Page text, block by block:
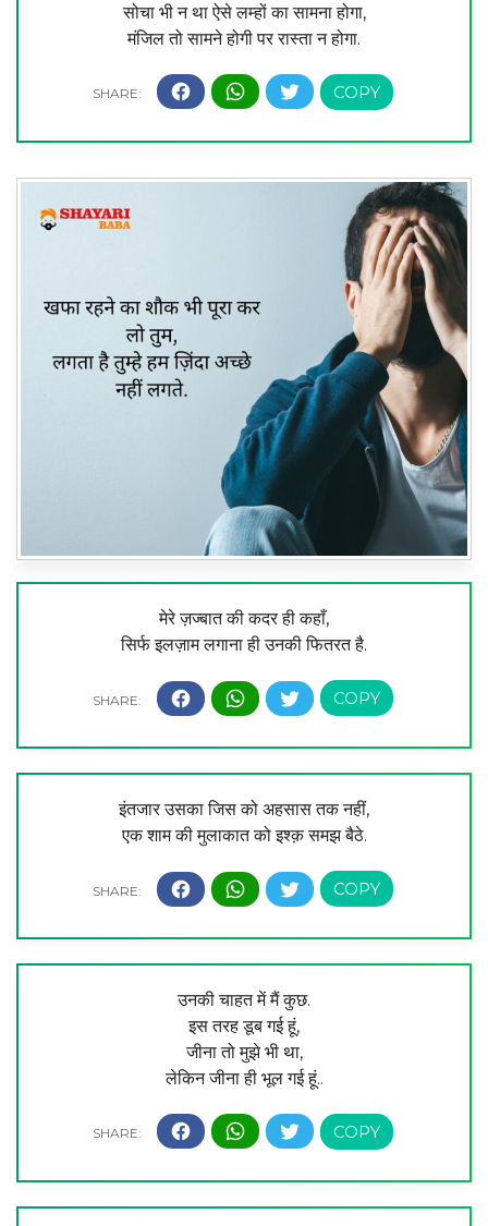
सोचा भी न था ऐसे लम्हों का सामना होगा,
मंजिल तो सामने होगी पर रास्ता न होगा.
मेरे ज़ज्बात की कदर ही कहाँ,
सिर्फ इलज़ाम लगाना ही उनकी फितरत है.
इंतजार उसका जिस को अहसास तक नहीं,
एक शाम की मुलाकात को इश्क़ समझ बैठे.
उनकी चाहत में मैं कुछ.
इस तरह डूब गई हूं,
जीना तो मुझे भी था,
लेकिन जीना ही भूल गई हूं..